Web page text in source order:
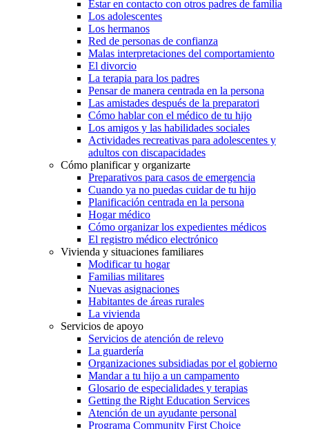
Estar en contacto con otros padres de familia
Los adolescentes
Los hermanos
Red de personas de confianza
Malas interpretaciones del comportamiento
El divorcio
La terapia para los padres
Pensar de manera centrada en la persona
Las amistades después de la preparatori
Cómo hablar con el médico de tu hijo
Los amigos y las habilidades sociales
Actividades recreativas para adolescentes y
adultos con discapacidades
Cómo planificar y organizarte
Preparativos para casos de emergencia
Cuando ya no puedas cuidar de tu hijo
Planificación centrada en la persona
Hogar médico
Cómo organizar los expedientes médicos
El registro médico electrónico
Vivienda y situaciones familiares
Modificar tu hogar
Familias militares
Nuevas asignaciones
Habitantes de áreas rurales
La vivienda
Servicios de apoyo
Servicios de atención de relevo
La guardería
Organizaciones subsidiadas por el gobierno
Mandar a tu hijo a un campamento
Glosario de especialidades y terapias
Getting the Right Education Services
Atención de un ayudante personal
Programa Community First Choice